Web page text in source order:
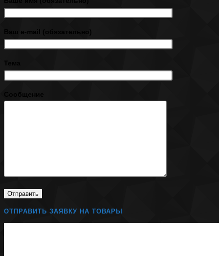
Ваш e-mail (обязательно)
Тема
Сообщение
ОТПРАВИТЬ ЗАЯВКУ НА ТОВАРЫ